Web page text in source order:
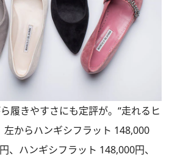
履きやすさにも定評が。“走れるヒ
からハンギシフラット 148,000
、ハンギシフラット 148,000円、